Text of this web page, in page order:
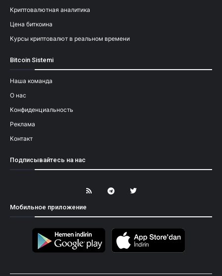
Криптовалютная аналитика
Цена биткоина
Курсы криптовалют в реальном времени
Bitcoin Sistemi
Наша команда
О нас
Конфиденциальность
Реклама
Контакт
Подписывайтесь на нас
Мобильное приложение